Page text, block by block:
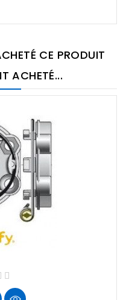
CE PRODUIT
ACHETÉ...